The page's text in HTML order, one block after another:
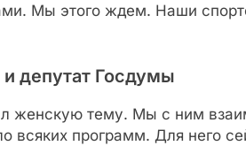
Мы этого ждем. Наши
депутат Госдумы
женскую тему. Мы с ним
всяких программ. Для него